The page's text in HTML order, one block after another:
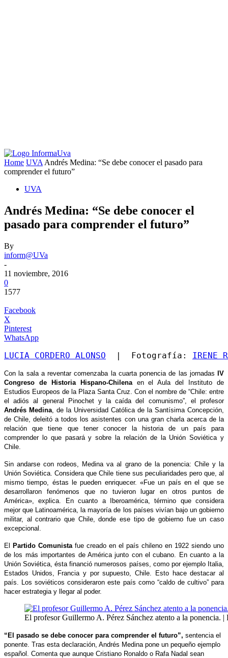
Home UVA Andrés Medina: “Se debe conocer el pasado para
comprender el futuro”
UVA
Andrés Medina: “Se debe conocer el
pasado para comprender el futuro”
By
inform@UVa
-
11 noviembre, 2016
0
1577
Facebook
X
Pinterest
WhatsApp
LUCIA CORDERO ALONSO |  Fotografía: IRENE
Con la sala a reventar comenzaba la cuarta ponencia de las jornadas IV
Congreso de Historia Hispano-Chilenaen el Aula del Instituto de
Estudios Europeos de la Plaza Santa Cruz. Con el nombre de “Chile: entre
el adiós al general Pinochet y la caída del comunismo”, el profesor
Andrés Medina , de la Universidad Católica de la Santísima Concepción,
de Chile, deleitó a todos los asistentes con una gran charla acerca de la
relación que tiene que tener conocer la historia de un país para
comprender lo que pasará y sobre la relación de la Unión Soviética y
Chile.
Sin andarse con rodeos, Medina va al grano de la ponencia: Chile y la
Unión Soviética. Considera que Chile tiene sus peculiaridades pero que, al
mismo tiempo, éstas le pueden enriquecer. «Fue un país en el que se
desarrollaron fenómenos que no tuvieron lugar en otros puntos de
América», explica. En cuanto a Iberoamérica, término que considera
mejor que Latinoamérica, la mayoría de los países vivían bajo un gobierno
militar, al contrario que Chile, donde ese tipo de gobierno fue un caso
excepcional.
El Partido Comunista fue creado en el país chileno en 1922 siendo uno
de los más importantes de América junto con el cubano. En cuanto a la
Unión Soviética, ésta financió numerosos países, como por ejemplo Italia,
Estados Unidos, Francia y por supuesto, Chile. Esto hace destacar al
país. Los soviéticos consideraron este país como “caldo de cultivo” para
hacer estrategia y llegar al poder.
El profesor Guillermo A. Pérez Sánchez atento a la ponencia.
“El pasado se debe conocer para comprender el futuro”, sentencia el
ponente. Tras esta declaración, Andrés Medina pone un pequeño ejemplo
español. Comenta que aunque Cristiano Ronaldo o Rafa Nadal sean